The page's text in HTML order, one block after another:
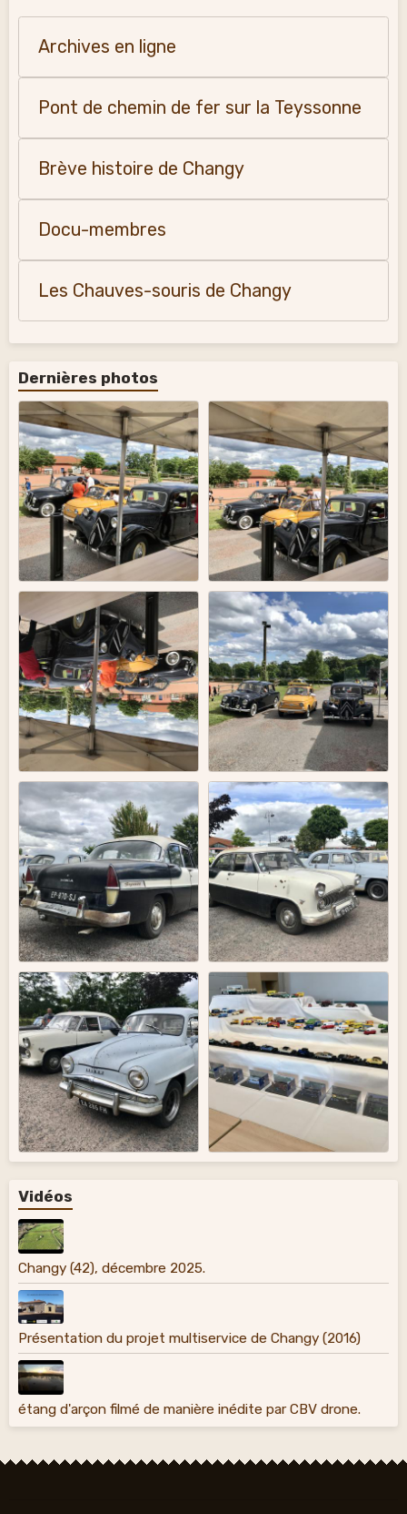
Archives en ligne
Pont de chemin de fer sur la Teyssonne
Brève histoire de Changy
Docu-membres
Les Chauves-souris de Changy
Dernières photos
Vidéos
Changy (42), décembre 2025.
Présentation du projet multiservice de Changy (2016)
étang d'arçon filmé de manière inédite par CBV drone.